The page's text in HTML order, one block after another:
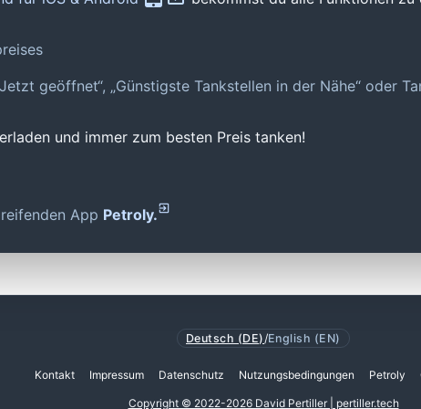
geöffnet“, „Günstigste Tankstellen in der Nähe“ oder
und immer zum besten Preis tanken!
App Petroly.
Deutsch (DE) /English (EN)
Kontakt Impressum Datenschutz Nutzungsbedingungen Petroly
Copyright © 2022-2026 David Pertiller | pertiller.tech